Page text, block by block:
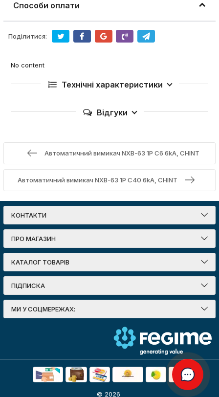
Способи оплати
Поділитися:
No content
Технічні характеристики
Відгуки
Автоматичний вимикач NXB-63 1P C6 6kA, CHINT
Автоматичний вимикач NXB-63 1P C40 6kA, CHINT
КОНТАКТИ
ПРО МАГАЗИН
КАТАЛОГ ТОВАРІВ
ПІДПИСКА
МИ У СОЦМЕРЕЖАХ:
© 2026